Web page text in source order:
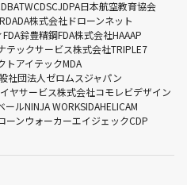
DBATWCDSCJDPA日本航空教育協会
ADA株式会社ドローンネット
FDA鈴豊精鋼FDA株式会社HAAAP
テックサービス株式会社TRIPLE7
トアイテックMDA
社団法人ゼロムスジャパン
ヤサービス株式会社コモレビデザイン
ールNINJA WORKSIDAHELICAM
ーンウォーカーエイジェックCDP